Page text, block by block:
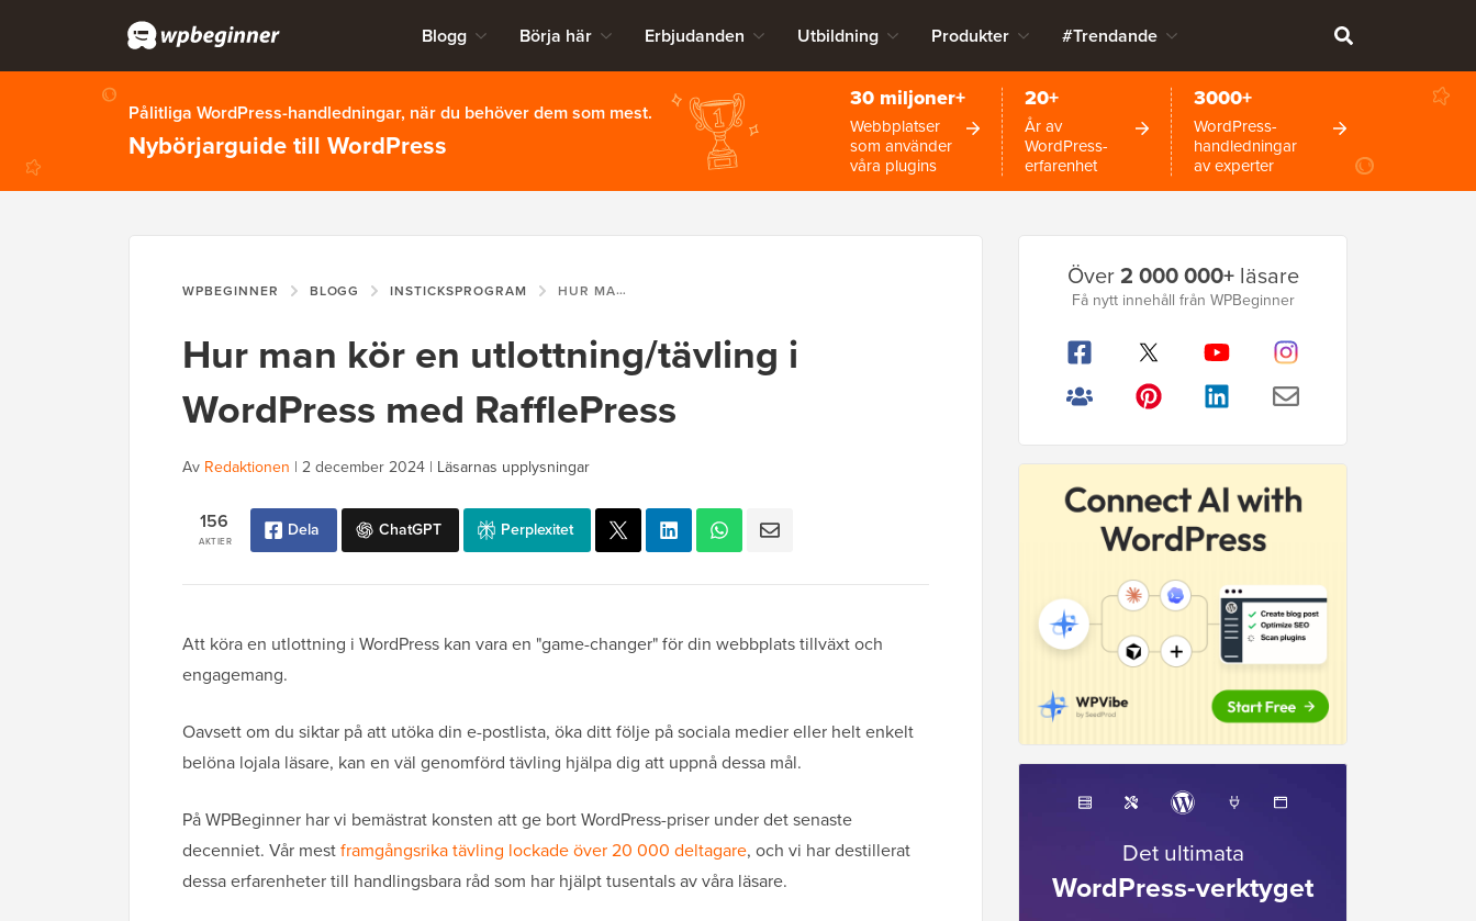
Blogg Börja här Erbjudanden Utbildning Produkter #Trendande
Pålitliga WordPress-handledningar, när du behöver dem som mest.
Nybörjarguide till WordPress
30 miljoner+
Webbplatser
som använder
våra plugins
20+
År av
WordPress-
erfarenhet
3000+
WordPress-
handledningar
av experter
WPBEGINNER BLOGG INSTICKSPROGRAM HUR MAN KÖR EN UTLOTTNING/TÄVLING I WORDPRESS MED RAFFLEPRESS
Hur man kör en utlottning/tävling i
WordPress med RafflePress
Av Redaktionen | 2 december 2024 | Läsarnas upplysningar
AKTIER
156 Dela ChatGPT Perplexitet
Att köra en utlottning i WordPress kan vara en "game-changer" för din webbplats tillväxt och
engagemang.
Oavsett om du siktar på att utöka din e-postlista, öka ditt följe på sociala medier eller helt enkelt
belöna lojala läsare, kan en väl genomförd tävling hjälpa dig att uppnå dessa mål.
På WPBeginner har vi bemästrat konsten att ge bort WordPress-priser under det senaste
decenniet. Vår mestframgångsrika tävling lockade över 20 000 deltagare, och vi har destillerat
dessa erfarenheter till handlingsbara råd som har hjälpt tusentals av våra läsare.
Primär
sidofält
Över2 000 000+läsare
Få nytt innehåll från WPBeginner
Det ultimata
WordPress-verktyget